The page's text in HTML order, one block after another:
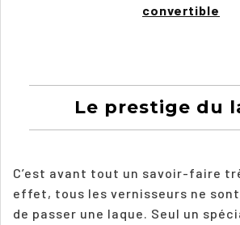
convertible
Le prestige du
C’est avant tout un savoir-faire
effet, tous les vernisseurs ne
de passer une laque. Seul un